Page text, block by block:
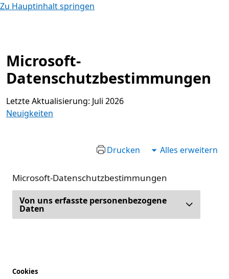
Zu Hauptinhalt springen
Microsoft-
Datenschutzbestimmungen
Letzte Aktualisierung: Juli 2026
Neuigkeiten
Drucken Alles erweitern
Microsoft-Datenschutzbestimmungen
Von uns erfasste personenbezogene
Daten
Cookies